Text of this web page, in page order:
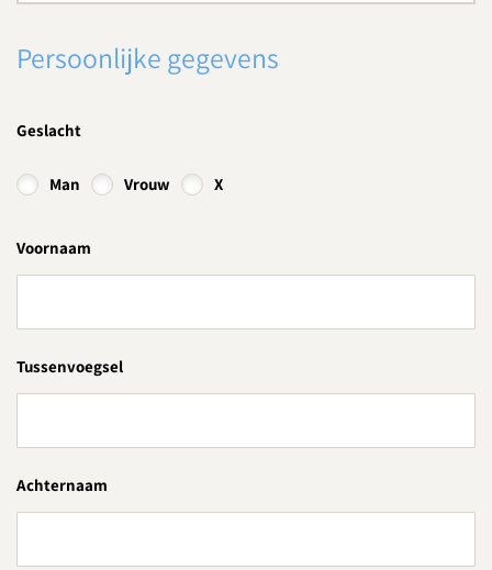
Persoonlijke gegevens
Geslacht
Man Vrouw X
Voornaam
Tussenvoegsel
Achternaam